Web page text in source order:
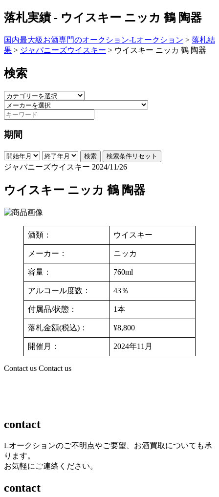
落札実績- ウイスキー ニッカ 鶴 陶器
国内最大級お酒専門のオークション-Lオークション > 落札結
果 > ジャパニーズウイスキー > ウイスキー ニッカ 鶴 陶器
検索
期間
検索 検索条件リセット
ジャパニーズウイスキー 2024/11/26
ウイスキー ニッカ 鶴 陶器
酒類： ウイスキー
メーカー： ニッカ
容量： 760ml
アルコール度数： 43％
付属品/状態： 1本
落札金額(税込)： ¥8,800
開催月： 2024年11月
Contact us Contact us
contact
Lオークションのご不明点やご要望、お酒買取についても承
ります。
お気軽にご連絡ください。
contact